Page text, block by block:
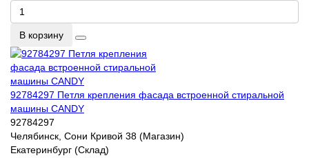
В корзину
92784297 Петля крепления фасада встроенной стиральной
машины CANDY
92784297
Челябинск, Сони Кривой 38 (Магазин)
Екатеринбург (Склад)